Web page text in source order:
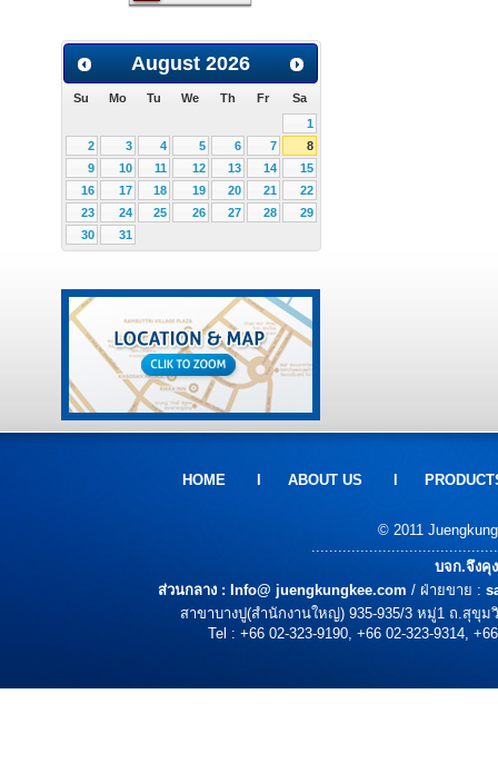
August 2026
Su Mo Tu We Th Fr
Sa
1
2
3 4 5 6 7
8
9
10 11 12 13 14
15
16
17 18 19 20 21
22
23
24 25 26 27 28
29
30
31
HOMEl ABOUT US
© 2011
บจก.จึงคุ
ส่วนกลาง : Info@ juengkungkee.com / ฝ่ายขาย :
สาขาบางปู(สำนักงานใหญ่) 935-935/3 หมู่1 ถ.สุขุ
Tel : +66 02-323-9190, +66 02-323-9314,